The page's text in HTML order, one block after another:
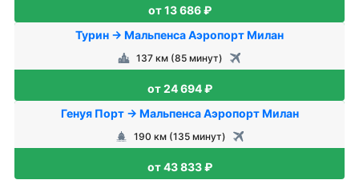
от 13 686 ₽
Турин → Мальпенса Аэропорт Милан
137 км (85 минут)
от 24 694 ₽
Генуя Порт → Мальпенса Аэропорт Милан
190 км (135 минут)
от 43 833 ₽